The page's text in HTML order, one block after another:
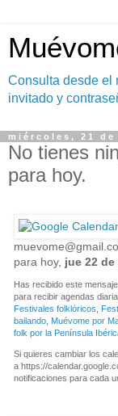
Consulta desde el
invitado y
miércoles, 21 de
No tienes
para hoy.
para hoy, jue 22 de
Has recibido este
para recibir agendas
Festivales folklóricos
bailando Muévome por
folk por la Península
Si quieres cambiar los
a https://
notificaciones para cada